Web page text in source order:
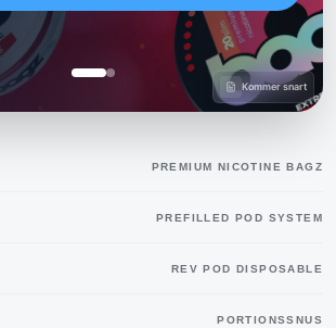
PREMIUM NICOTINE BAGZ
PREFILLED POD SYSTEM
REV POD DISPOSABLE
PORTIONSSNUS
Kommer snart